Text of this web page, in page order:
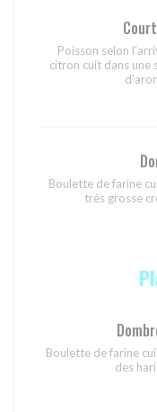
Poisson selon
citron cuit dans une
Boulette de farine
très grosse
Boulette de farine
des